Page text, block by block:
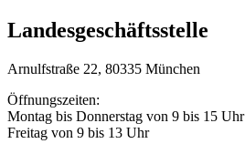
Landesgeschäftsstelle
Arnulfstraße 22, 80335 München
Öffnungszeiten:
Montag bis Donnerstag von 9 bis 15 Uhr
Freitag von 9 bis 13 Uhr